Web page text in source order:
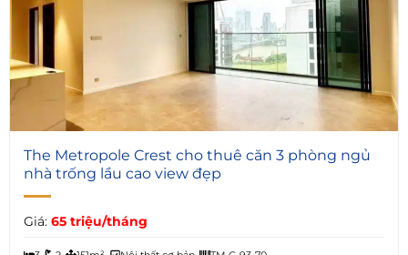
6
The Metropole Crest cho thuê căn 3 phòng ngủ
nhà trống lầu cao view đẹp
Giá: 65 triệu/tháng